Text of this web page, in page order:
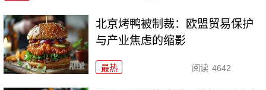
北京烤鸭被制裁：欧盟贸易保护
与产业焦虑的缩影
最热 阅读 4642